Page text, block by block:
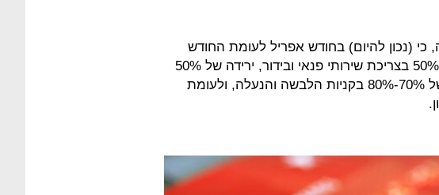
כי (נכון להיום) בחודש אפריל לעומת החודש
המקביל אשתקד נרשמה ירידה של 50% בצריכת שירותי פנאי ובידור, ירידה של 50%
בתשלומי חשמל ודלק, ירידה חדה של 70%-80% בקניות הלבשה והנעלה, ולעומת